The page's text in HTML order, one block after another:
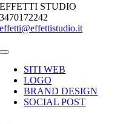
EFFETTI STUDIO
3470172242
effetti@effettistudio.it
Toggle
NavigationSITI WEB
LOGO
BRAND DESIGN
SOCIAL POST